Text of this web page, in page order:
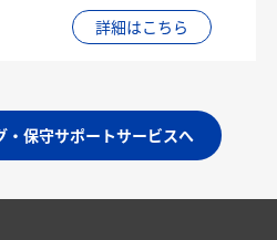
詳細はこちら
・保守サポートサービスへ